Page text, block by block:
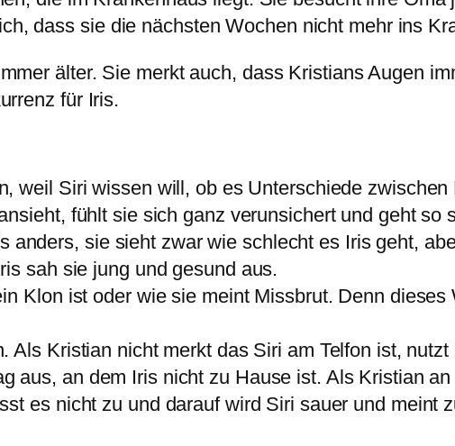
dass sie die nächsten Wochen nicht mehr ins
älter. Sie merkt auch, dass Kristians Augen
für Iris.
weil Siri wissen will, ob es Unterschiede zwischen
fühlt sie sich ganz verunsichert und geht so
sie sieht zwar wie schlecht es Iris geht,
sah sie jung und gesund aus.
Klon ist oder wie sie meint Missbrut. Denn dieses
Als Kristian nicht merkt das Siri am Telfon ist,
aus, an dem Iris nicht zu Hause ist. Als Kristian
es nicht zu und darauf wird Siri sauer und meint